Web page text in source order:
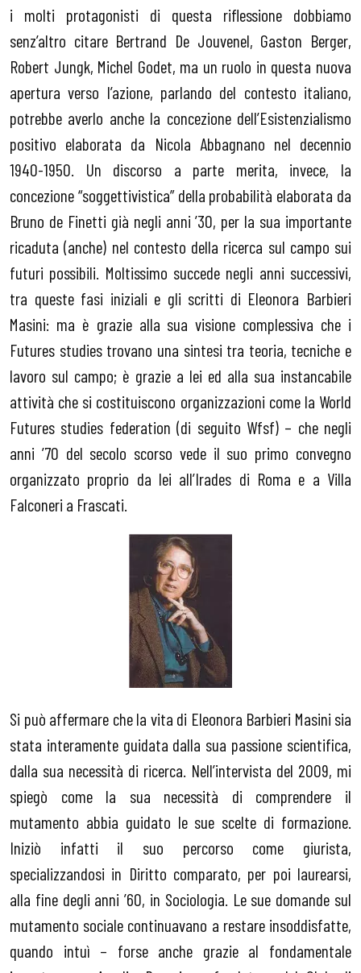
i molti protagonisti di questa riflessione dobbiamo
senz’altro citare Bertrand De Jouvenel, Gaston Berger,
Robert Jungk, Michel Godet, ma un ruolo in questa nuova
apertura verso l’azione, parlando del contesto italiano,
potrebbe averlo anche la concezione dell’Esistenzialismo
positivo elaborata da Nicola Abbagnano nel decennio
1940-1950. Un discorso a parte merita, invece, la
concezione “soggettivistica” della probabilità elaborata da
Bruno de Finetti già negli anni ’30, per la sua importante
ricaduta (anche) nel contesto della ricerca sul campo sui
futuri possibili. Moltissimo succede negli anni successivi,
tra queste fasi iniziali e gli scritti di Eleonora Barbieri
Masini: ma è grazie alla sua visione complessiva che i
Futures studies trovano una sintesi tra teoria, tecniche e
lavoro sul campo; è grazie a lei ed alla sua instancabile
attività che si costituiscono organizzazioni come la World
Futures studies federation (di seguito Wfsf) – che negli
anni ’70 del secolo scorso vede il suo primo convegno
organizzato proprio da lei all’Irades di Roma e a Villa
Falconeri a Frascati.
Si può affermare che la vita di Eleonora Barbieri Masini sia
stata interamente guidata dalla sua passione scientifica,
dalla sua necessità di ricerca. Nell’intervista del 2009, mi
spiegò come la sua necessità di comprendere il
mutamento abbia guidato le sue scelte di formazione.
Iniziò infatti il suo percorso come giurista,
specializzandosi in Diritto comparato, per poi laurearsi,
alla fine degli anni ’60, in Sociologia. Le sue domande sul
mutamento sociale continuavano a restare insoddisfatte,
quando intuì – forse anche grazie al fondamentale